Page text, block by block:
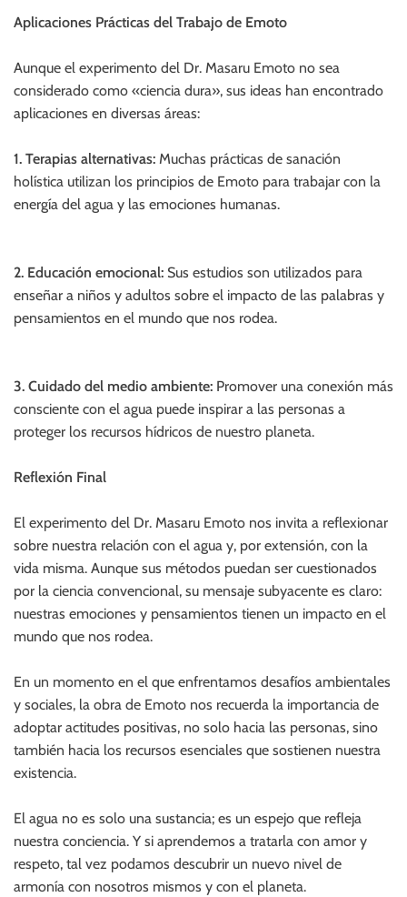
Aplicaciones Prácticas del Trabajo de Emoto
Aunque el experimento del Dr. Masaru Emoto no sea
considerado como «ciencia dura», sus ideas han encontrado
aplicaciones en diversas áreas:
1. Terapias alternativas: Muchas prácticas de sanación
holística utilizan los principios de Emoto para trabajar con la
energía del agua y las emociones humanas.
2. Educación emocional: Sus estudios son utilizados para
enseñar a niños y adultos sobre el impacto de las palabras y
pensamientos en el mundo que nos rodea.
3. Cuidado del medio ambiente: Promover una conexión más
consciente con el agua puede inspirar a las personas a
proteger los recursos hídricos de nuestro planeta.
Reflexión Final
El experimento del Dr. Masaru Emoto nos invita a reflexionar
sobre nuestra relación con el agua y, por extensión, con la
vida misma. Aunque sus métodos puedan ser cuestionados
por la ciencia convencional, su mensaje subyacente es claro:
nuestras emociones y pensamientos tienen un impacto en el
mundo que nos rodea.
En un momento en el que enfrentamos desafíos ambientales
y sociales, la obra de Emoto nos recuerda la importancia de
adoptar actitudes positivas, no solo hacia las personas, sino
también hacia los recursos esenciales que sostienen nuestra
existencia.
El agua no es solo una sustancia; es un espejo que refleja
nuestra conciencia. Y si aprendemos a tratarla con amor y
respeto, tal vez podamos descubrir un nuevo nivel de
armonía con nosotros mismos y con el planeta.